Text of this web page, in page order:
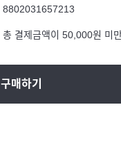
8802031657213
총 결제금액이 50,000원 미
구매하기